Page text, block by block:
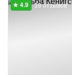
39 отзывов